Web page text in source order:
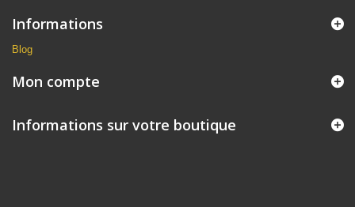
Informations
Blog
Mon compte
Informations sur votre boutique